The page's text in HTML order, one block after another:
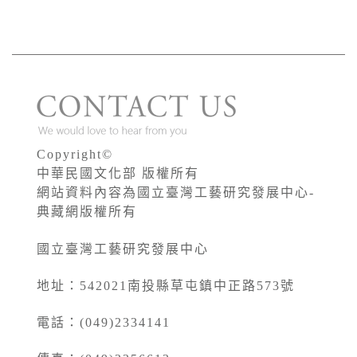
Copyright©
中華民國文化部 版權所有
網站資料內容為國立臺灣工藝研究發展中心-
典藏網版權所有
國立臺灣工藝研究發展中心
地址：542021南投縣草屯鎮中正路573號
電話：(049)2334141